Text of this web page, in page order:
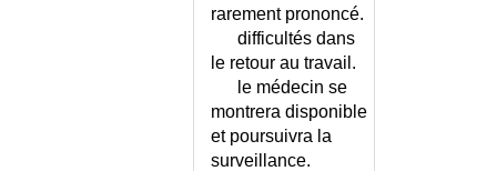
DOPAGE CHEZ LE SPORTIF
DOSAGE DES MEDICAMENTS
DOULEUR - ECHELLE DN4
DOULEUR - GENERALITES
DOULEUR ABDOMINALE AIGUE
rarement prononcé.
difficultés dans
le retour au travail.
le médecin se
montrera disponible
et poursuivra la
surveillance.